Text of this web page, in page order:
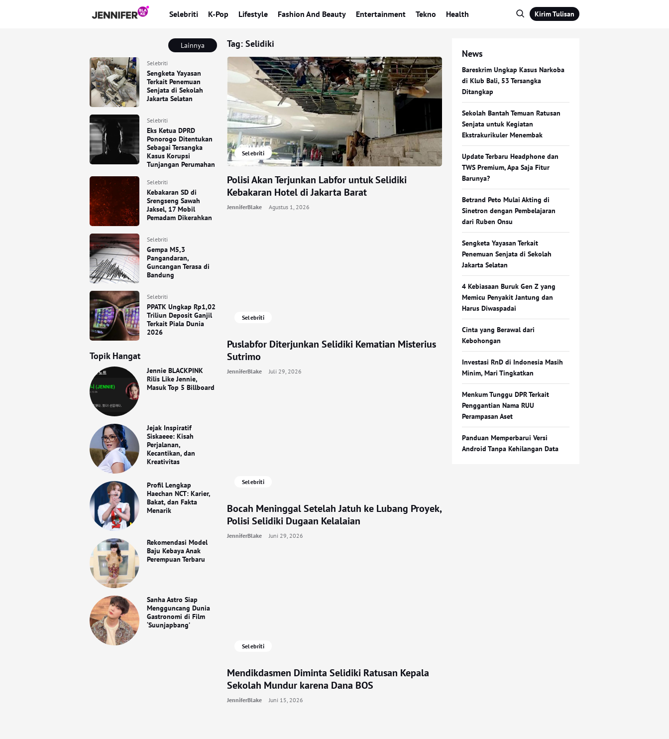
Selebriti K-Pop Lifestyle Fashion And Beauty Entertainment Tekno Health Kirim Tulisan
Lainnya
Selebriti
Sengketa Yayasan
Terkait Penemuan
Senjata di Sekolah
Jakarta Selatan
Selebriti
Eks Ketua DPRD
Ponorogo Ditentukan
Sebagai Tersangka
Kasus Korupsi
Tunjangan Perumahan
Selebriti
Kebakaran SD di
Srengseng Sawah
Jaksel, 17 Mobil
Pemadam Dikerahkan
Selebriti
Gempa M5,3
Pangandaran,
Guncangan Terasa di
Bandung
Selebriti
PPATK Ungkap Rp1,02
Triliun Deposit Ganjil
Terkait Piala Dunia
2026
Topik Hangat
Jennie BLACKPINK
Rilis Like Jennie,
Masuk Top 5 Billboard
Jejak Inspiratif
Siskaeee: Kisah
Perjalanan,
Kecantikan, dan
Kreativitas
Profil Lengkap
Haechan NCT: Karier,
Bakat, dan Fakta
Menarik
Rekomendasi Model
Baju Kebaya Anak
Perempuan Terbaru
Sanha Astro Siap
Mengguncang Dunia
Gastronomi di Film
‘Suunjapbang’
Tag: Selidiki
Selebriti
Polisi Akan Terjunkan Labfor untuk Selidiki
Kebakaran Hotel di Jakarta Barat
JenniferBlake Agustus 1, 2026
Selebriti
Puslabfor Diterjunkan Selidiki Kematian Misterius
Sutrimo
JenniferBlake Juli 29, 2026
Selebriti
Bocah Meninggal Setelah Jatuh ke Lubang Proyek,
Polisi Selidiki Dugaan Kelalaian
JenniferBlake Juni 29, 2026
Selebriti
Mendikdasmen Diminta Selidiki Ratusan Kepala
Sekolah Mundur karena Dana BOS
JenniferBlake Juni 15, 2026
News
Bareskrim Ungkap Kasus Narkoba
di Klub Bali, 53 Tersangka
Ditangkap
Sekolah Bantah Temuan Ratusan
Senjata untuk Kegiatan
Ekstrakurikuler Menembak
Update Terbaru Headphone dan
TWS Premium, Apa Saja Fitur
Barunya?
Betrand Peto Mulai Akting di
Sinetron dengan Pembelajaran
dari Ruben Onsu
Sengketa Yayasan Terkait
Penemuan Senjata di Sekolah
Jakarta Selatan
4 Kebiasaan Buruk Gen Z yang
Memicu Penyakit Jantung dan
Harus Diwaspadai
Cinta yang Berawal dari
Kebohongan
Investasi RnD di Indonesia Masih
Minim, Mari Tingkatkan
Menkum Tunggu DPR Terkait
Penggantian Nama RUU
Perampasan Aset
Panduan Memperbarui Versi
Android Tanpa Kehilangan Data